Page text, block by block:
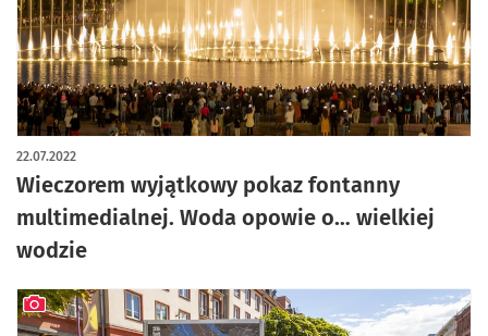
Wieczorem wyjątkowy pokaz fontanny
multimedialnej. Woda opowie o… wielkiej
wodzie
22.07.2022